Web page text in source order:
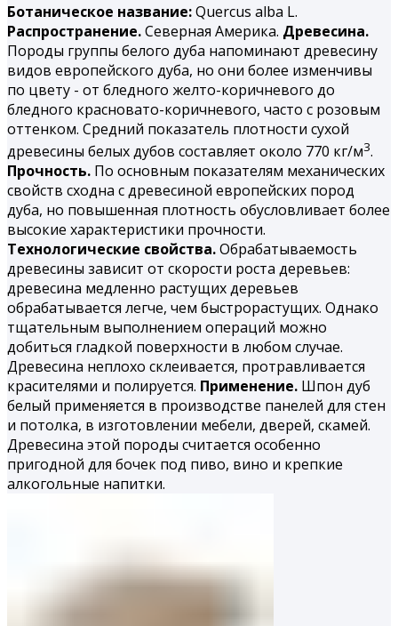
Ботаническое название:Quercus alba L.
Распространение.Северная Америка. Древесина.
Породы группы белого дуба напоминают древесину
видов европейского дуба, но они более изменчивы
по цвету - от бледного желто-коричневого до
бледного красновато-коричневого, часто с розовым
оттенком. Средний показатель плотности сухой
древесины белых дубов составляет около 770 кг/м3.
Прочность. По основным показателям механических
свойств сходна с древесиной европейских пород
дуба, но повышенная плотность обусловливает более
высокие характеристики прочности.
Технологические свойства.Обрабатываемость
древесины зависит от скорости роста деревьев:
древесина медленно растущих деревьев
обрабатывается легче, чем быстрорастущих. Однако
тщательным выполнением операций можно
добиться гладкой поверхности в любом случае.
Древесина неплохо склеивается, протравливается
красителями и полируется. Применение. Шпон дуб
белый применяется в производстве панелей для стен
и потолка, в изготовлении мебели, дверей, скамей.
Древесина этой породы считается особенно
пригодной для бочек под пиво, вино и крепкие
алкогольные напитки.